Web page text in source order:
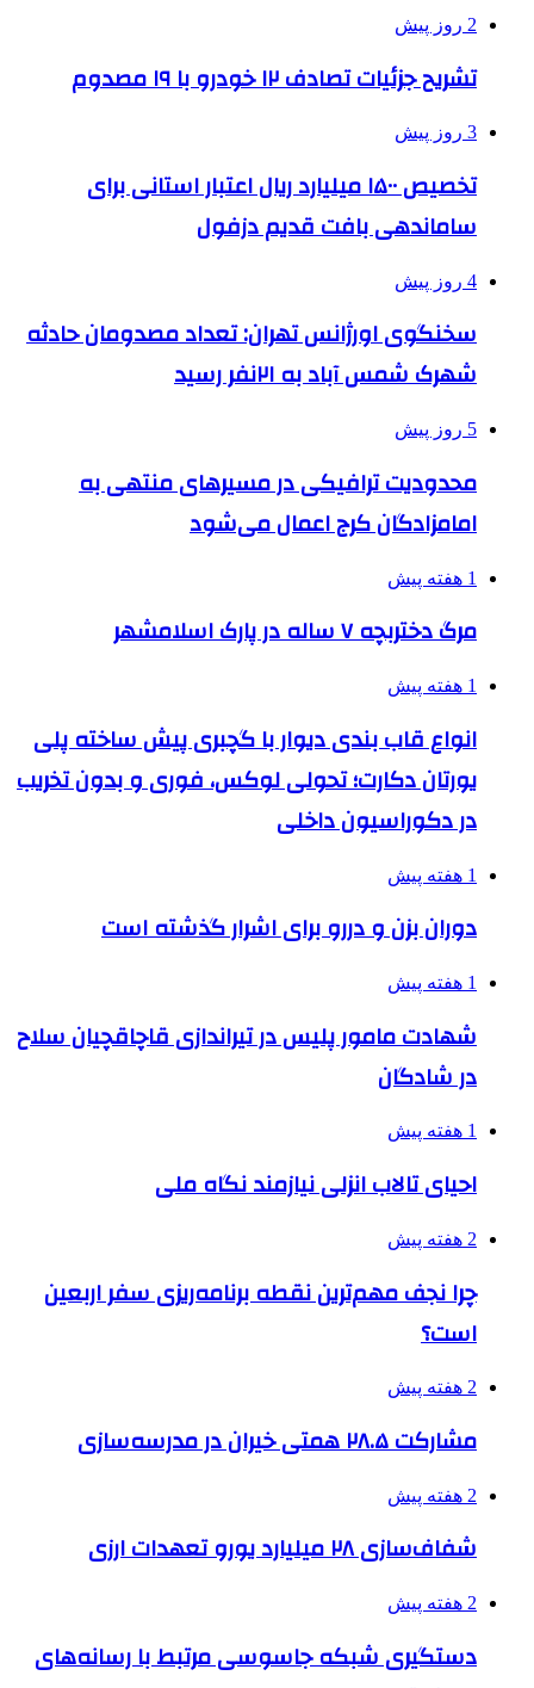
2 روز پیش
تشریح جزئیات تصادف ۱۲ خودرو با ۱۹ مصدوم
3 روز پیش
تخصیص ۱۵۰۰ میلیارد ریال اعتبار استانی برای
ساماندهی بافت قدیم دزفول
4 روز پیش
سخنگوی اورژانس تهران: تعداد مصدومان حادثه
شهرک شمس آباد به ۲۱نفر رسید
5 روز پیش
محدودیت ترافیکی در مسیرهای منتهی به
امامزادگان کرج اعمال می‌شود
1 هفته پیش
مرگ دختربچه ۷ ساله در پارک اسلامشهر
1 هفته پیش
انواع قاب بندی دیوار با گچبری پیش ساخته پلی
یورتان دکارت؛ تحولی لوکس، فوری و بدون تخریب
در دکوراسیون داخلی
1 هفته پیش
دوران بزن و دررو برای اشرار گذشته است
1 هفته پیش
شهادت مامور پلیس در تیراندازی قاچاقچیان سلاح
در شادگان
1 هفته پیش
احیای تالاب انزلی نیازمند نگاه ملی
2 هفته پیش
چرا نجف مهم‌ترین نقطه برنامه‌ریزی سفر اربعین
است؟
2 هفته پیش
مشارکت ۲۸.۵ همتی خیران در مدرسه‌سازی
2 هفته پیش
شفاف‌سازی ۲۸ میلیارد یورو تعهدات ارزی
2 هفته پیش
دستگیری شبکه جاسوسی مرتبط با رسانه‌های